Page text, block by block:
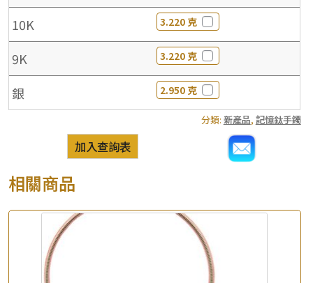
10K 3.220 克
9K 3.220 克
銀 2.950 克
分類: 新產品, 記憶鈦手鐲
加入查詢表
相關商品